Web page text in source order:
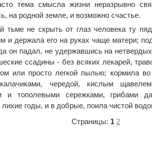
тема смысла жизни неразрывно
на родной земле, и возможно счастье.
тьме не скрыть от глаз человека ту
и держала его на руках чаще матери;
он падал, не удержавшись на
ссадины - без всяких лекарей,
или просто легкой пылью; кормила
чередой, кислым
и тополевыми сережками, грибами
годы, и в добрые, поила чистой
Страницы: 1 2